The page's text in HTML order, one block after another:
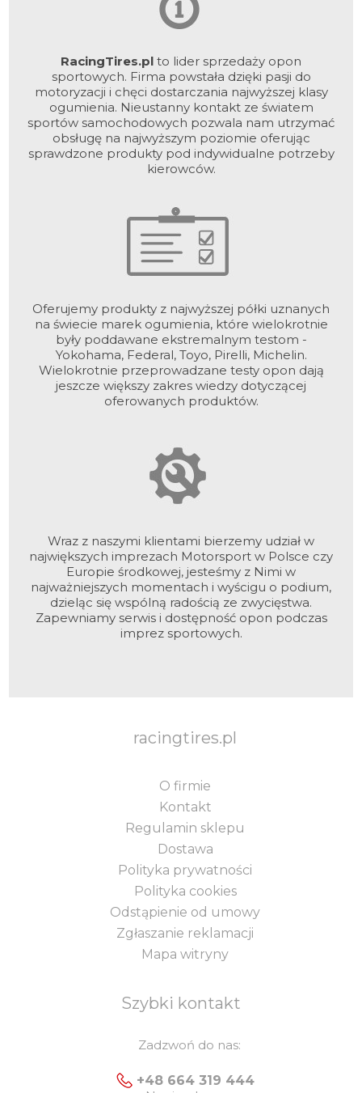
RacingTires.pl to lider sprzedaży opon
sportowych. Firma powstała dzięki pasji do
motoryzacji i chęci dostarczania najwyższej klasy
ogumienia. Nieustanny kontakt ze światem
sportów samochodowych pozwala nam utrzymać
obsługę na najwyższym poziomie oferując
sprawdzone produkty pod indywidualne potrzeby
kierowców.
Oferujemy produkty z najwyższej półki uznanych
na świecie marek ogumienia, które wielokrotnie
były poddawane ekstremalnym testom -
Yokohama, Federal, Toyo, Pirelli, Michelin.
Wielokrotnie przeprowadzane testy opon dają
jeszcze większy zakres wiedzy dotyczącej
oferowanych produktów.
Wraz z naszymi klientami bierzemy udział w
największych imprezach Motorsport w Polsce czy
Europie środkowej, jesteśmy z Nimi w
najważniejszych momentach i wyścigu o podium,
dzieląc się wspólną radością ze zwycięstwa.
Zapewniamy serwis i dostępność opon podczas
imprez sportowych.
racingtires.pl
O firmie
Kontakt
Regulamin sklepu
Dostawa
Polityka prywatności
Polityka cookies
Odstąpienie od umowy
Zgłaszanie reklamacji
Mapa witryny
Szybki kontakt
Zadzwoń do nas:
+48 664 319 444